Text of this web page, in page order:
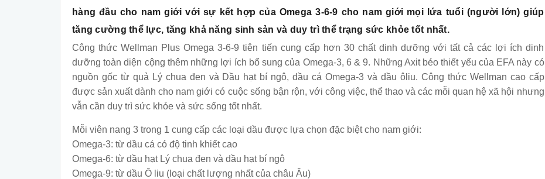
hàng đầu cho nam giới với sự kết hợp của Omega 3-6-9 cho nam giới mọi lứa tuổi (người lớn) giúp
tăng cường thể lực, tăng khả năng sinh sản và duy trì thể trạng sức khỏe tốt nhất.
Công thức Wellman Plus Omega 3-6-9 tiên tiến cung cấp hơn 30 chất dinh dưỡng với tất cả các lợi ích dinh
dưỡng toàn diện cộng thêm những lợi ích bổ sung của Omega-3, 6 & 9. Những Axit béo thiết yếu của EFA này có
nguồn gốc từ quả Lý chua đen và Dầu hạt bí ngô, dầu cá Omega-3 và dầu ôliu. Công thức Wellman cao cấp
được sản xuất dành cho nam giới có cuộc sống bận rộn, với công việc, thể thao và các mỗi quan hệ xã hội nhưng
vẫn cần duy trì sức khỏe và sức sống tốt nhất.
Mỗi viên nang 3 trong 1 cung cấp các loại dầu được lựa chọn đặc biệt cho nam giới:
Omega-3: từ dầu cá có độ tinh khiết cao
Omega-6: từ dầu hạt Lý chua đen và dầu hạt bí ngô
Omega-9: từ dầu Ô liu (loại chất lượng nhất của châu Âu)